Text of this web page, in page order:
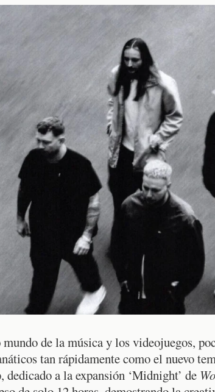
de la música y los videojuegos,
tan rápidamente como el nuevo
dedicado a la expansión ‘Midnight’ de